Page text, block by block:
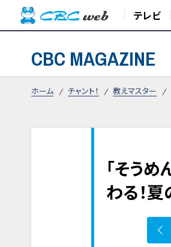
テレビ
CBC MAGAZINE
ホーム チャント！ 教えマスター
「そう
わる！